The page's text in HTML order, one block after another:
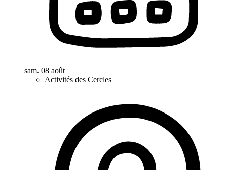
sam. 08 août
Activités des Cercles